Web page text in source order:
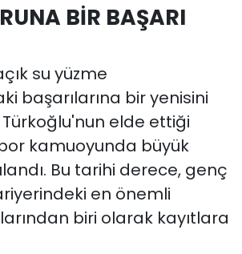
BİR BAŞARI
su yüzme
başarılarına bir yenisini
elde ettiği
kamuoyunda büyük
Bu tarihi derece, genç
en önemli
biri olarak kayıtlara